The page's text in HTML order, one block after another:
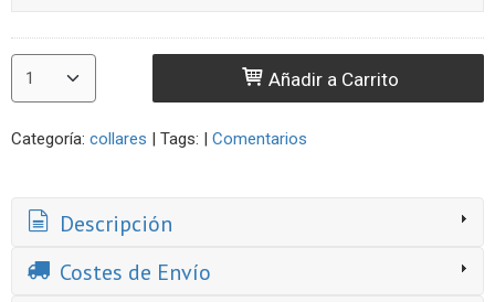
Añadir a Carrito
Categoría: collares | Tags: | Comentarios
Descripción
Costes de Envío